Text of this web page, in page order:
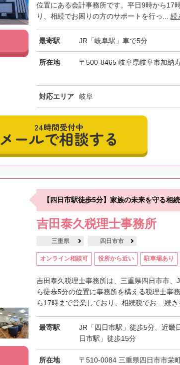
位置にある会計事務所です。平日9時から17
り、相続でお困りの方のサポートを行っ... 続
最寄駅 JR「岐阜駅」車で5分
所在地 〒500-8465 岐阜県岐阜市加納
対応エリア 岐阜
24時間受付中
メールで相談する
【四日市駅徒歩5分】家族の未来を守る相
吉田泰久税理士事務所
三重県 四日市市
オンライン相談可 役所から近い 駐車場あり
吉田泰久税理士事務所は、三重県四日市市、
ら徒歩5分の位置に事務所を構える税理士事
ら17時まで営業しており、相続税でお... 続き
最寄駅
JR「四日市駅」徒歩5分、近畿
日市駅」徒歩15分
所在地 〒510-0084 三重県四日市市栄